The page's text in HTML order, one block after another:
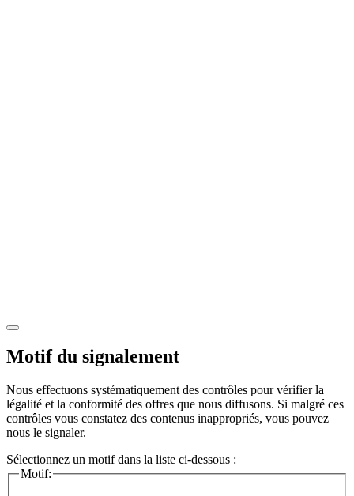
Motif du signalement
Nous effectuons systématiquement des contrôles pour vérifier la
légalité et la conformité des offres que nous diffusons. Si malgré ces
contrôles vous constatez des contenus inappropriés, vous pouvez
nous le signaler.
Sélectionnez un motif dans la liste ci-dessous :
Motif: